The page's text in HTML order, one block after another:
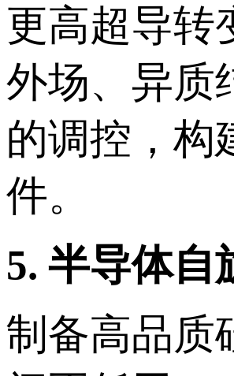
更高超导转
外场、异质
的调控，构
件。
5. 半导体自
制备高品质